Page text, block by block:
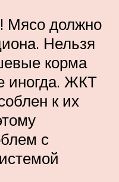
Мясо должно
Нельзя
корма
иногда. ЖКТ
к их
с